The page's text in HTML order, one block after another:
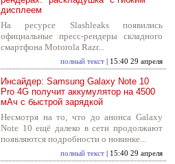
дисплеем
На ресурсе Slashleaks появились
официальные пресс-рендеры складного
смартфона Motorola Razr...
полный текст | 15:40 29 апреля
Инсайдер: Samsung Galaxy Note 10
Pro 4G получит аккумулятор на 4500
мАч с быстрой зарядкой
Несмотря на то, что до анонса Galaxy
Note 10 ещё далеко в сети продолжают
появляются подробности о новинке...
полный текст | 15:40 29 апреля